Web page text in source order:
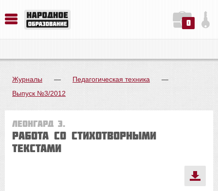
0
Журналы — Педагогическая техника
—
Выпуск №3/2012
Леонгард Э.
Работа со стихотворными
текстами